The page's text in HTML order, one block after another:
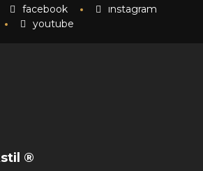
facebook
instagram
youtube
®